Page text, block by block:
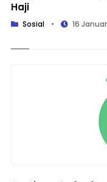
Haji
Sosial • 16